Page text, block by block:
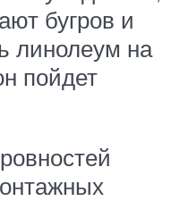
бугров и
линолеум на
пойдет